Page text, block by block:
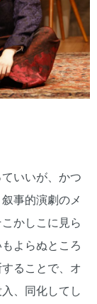
いいが、かつ
事的演劇のメ
かしこに見ら
よらぬところ
ることで、オ
、同化してし